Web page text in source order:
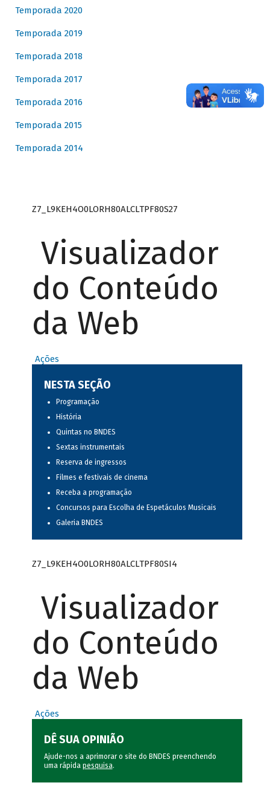
Temporada 2020
Temporada 2019
Temporada 2018
Temporada 2017
Temporada 2016
Temporada 2015
Temporada 2014
Z7_L9KEH4O0LORH80ALCLTPF80S27
Visualizador
do Conteúdo
da Web
Ações
NESTA SEÇÃO
Programação
História
Quintas no BNDES
Sextas instrumentais
Reserva de ingressos
Filmes e festivais de cinema
Receba a programação
Concursos para Escolha de Espetáculos Musicais
Galeria BNDES
Z7_L9KEH4O0LORH80ALCLTPF80SI4
Visualizador
do Conteúdo
da Web
Ações
DÊ SUA OPINIÃO
Ajude-nos a aprimorar o site do BNDES preenchendo
uma rápida pesquisa.